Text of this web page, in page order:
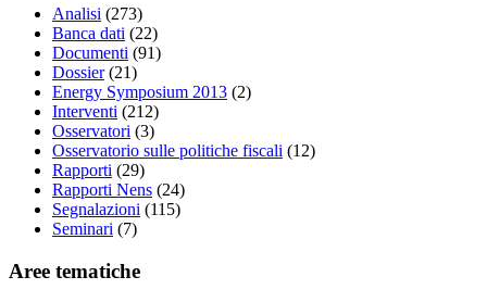
Analisi (273)
Banca dati (22)
Documenti (91)
Dossier (21)
Energy Symposium 2013 (2)
Interventi (212)
Osservatori (3)
Osservatorio sulle politiche fiscali (12)
Rapporti (29)
Rapporti Nens (24)
Segnalazioni (115)
Seminari (7)
Aree tematiche